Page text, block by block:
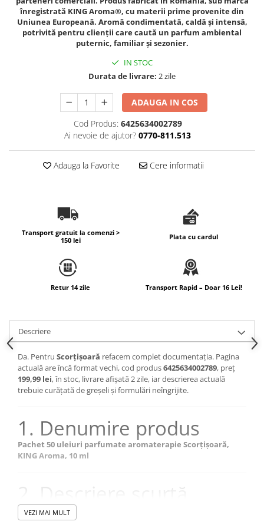
înregistrată KING Aroma®, cu materii prime provenite din
Uniunea Europeană. Aromă condimentată, caldă și intensă,
potrivită pentru clienții care caută un parfum ambiental
puternic, familiar și sezonier.
IN STOC
Durata de livrare: 2 zile
ADAUGA IN COS
Cod Produs: 6425634002789
Ai nevoie de ajutor? 0770-811.513
Adauga la Favorite Cere informatii
Transport gratuit la comenzi >
150 lei
Plata cu cardul
Retur 14 zile Transport Rapid – Doar 16 Lei!
Descriere
Da. Pentru Scorțișoară refacem complet documentația. Pagina
actuală are încă format vechi, cod produs6425634002789, preț
199,99 lei, în stoc, livrare afișată 2 zile, iar descrierea actuală
trebuie curățată de greșeli și formulări neîngrijite.
1. Denumire produs
Pachet 50 uleiuri parfumate aromaterapie Scorțișoară,
KING Aroma, 10 ml
Pachet B2B cu 50 de uleiuri parfumate aromaterapie
Scorțișoară KING Aroma, flacoane de 10 ml, potrivit pentru
VEZI MAI MULT